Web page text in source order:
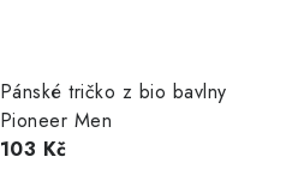
Pánské tričko z bio bavlny
Pioneer Men
103 Kč